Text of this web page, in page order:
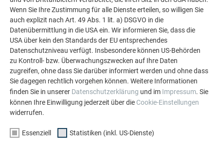
PREFA Aluminiumlösungen für Dach, Solar und
Fassade.
MEHR REFERENZEN ANSEHEN
Wenn Sie Ihre Zustimmung für alle Dienste erteilen, so willigen Sie
auch explizit nach Art. 49 Abs. 1 lit. a) DSGVO in die
Datenübermittlung in die USA ein. Wir informieren Sie, dass die
USA über kein den Standards der EU entsprechendes
Datenschutzniveau verfügt. Insbesondere können US-Behörden
zu Kontroll- bzw. Überwachungszwecken auf Ihre Daten
zugreifen, ohne dass Sie darüber informiert werden und ohne dass
Sie dagegen rechtlich vorgehen können. Weitere Informationen
finden Sie in unserer Datenschutzerklärung und im Impressum. Sie
können Ihre Einwilligung jederzeit über die Cookie-Einstellungen
widerrufen.
Essenziell Statistiken (inkl. US-Dienste)